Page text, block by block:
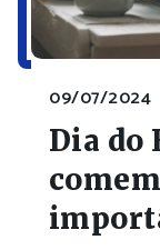
09/07/2024
Dia do